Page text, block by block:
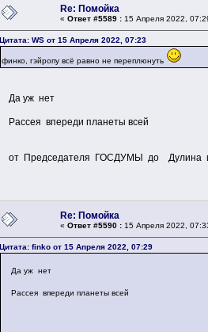
Re: Помойка
« Ответ #5589 : 15 Апреля 2022,
Цитата: WS от 15 Апреля 2022, 07:23
финко, гэйропу всё равно не переплюнуть
Да уж нет
Рассея впереди планеты всей
от Председателя ГОСДУМЫ до Дулина и
Re: Помойка
« Ответ #5590 : 15 Апреля 2022,
Цитата: finko от 15 Апреля 2022, 07:29
Да уж нет
Рассея впереди планеты всей